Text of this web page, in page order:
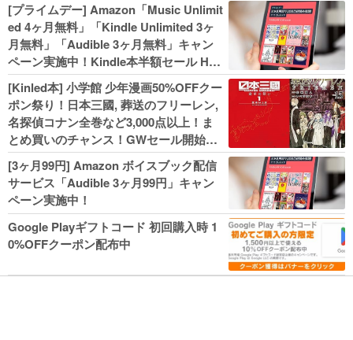
[プライムデー] Amazon「Music Unlimit
ed 4ヶ月無料」「Kindle Unlimited 3ヶ
月無料」「Audible 3ヶ月無料」キャン
ペーン実施中！Kindle本半額セール HU
NTER×HUNTERなど集英社、無職転生,
幼女戦記などKADOKAWA、キャプテン
翼100円セールも！
[Kinled本] 小学館 少年漫画50%OFFクー
ポン祭り！日本三國, 葬送のフリーレン,
名探偵コナン全巻など3,000点以上！ま
とめ買いのチャンス！GWセール開始！
人気コミック多数 カドカワ祭やIT関連本
がセールに！
[3ヶ月99円] Amazon ボイスブック配信
サービス「Audible 3ヶ月99円」キャン
ペーン実施中！
Google Playギフトコード 初回購入時 1
0%OFFクーポン配布中